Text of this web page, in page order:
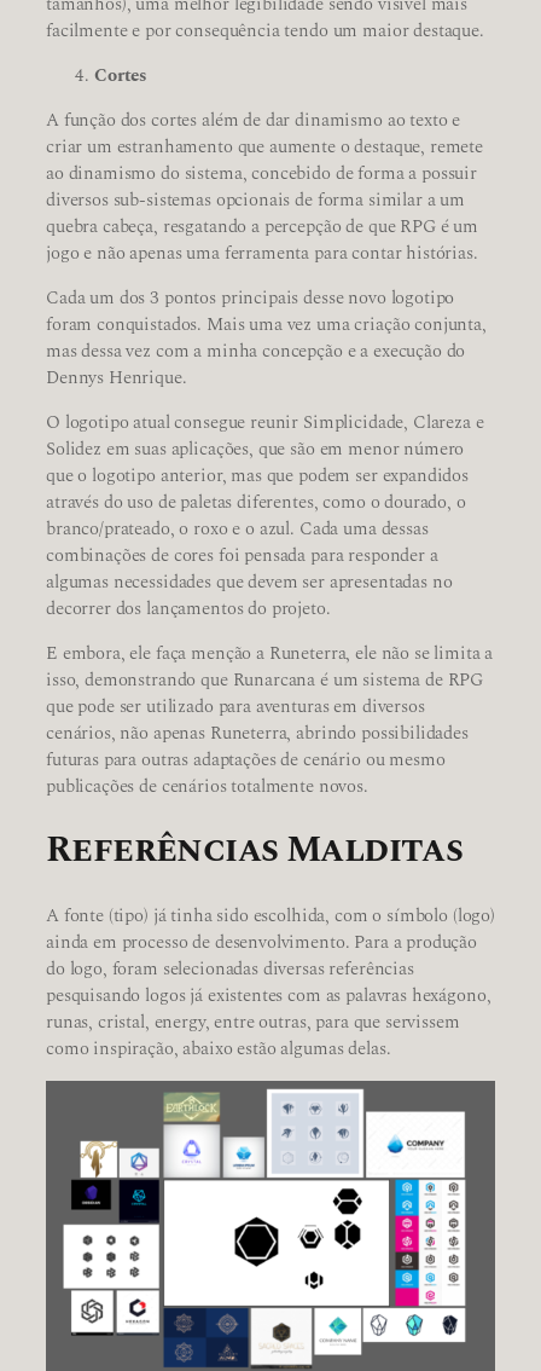
facilmente e por consequência tendo um maior destaque.
Cortes
A função dos cortes além de dar dinamismo ao texto e
criar um estranhamento que aumente o destaque, remete
ao dinamismo do sistema, concebido de forma a possuir
diversos sub-sistemas opcionais de forma similar a um
quebra cabeça, resgatando a percepção de que RPG é um
jogo e não apenas uma ferramenta para contar histórias.
Cada um dos 3 pontos principais desse novo logotipo
foram conquistados. Mais uma vez uma criação conjunta,
mas dessa vez com a minha concepção e a execução do
Dennys Henrique.
O logotipo atual consegue reunir Simplicidade, Clareza e
Solidez em suas aplicações, que são em menor número
que o logotipo anterior, mas que podem ser expandidos
através do uso de paletas diferentes, como o dourado, o
branco/prateado, o roxo e o azul. Cada uma dessas
combinações de cores foi pensada para responder a
algumas necessidades que devem ser apresentadas no
decorrer dos lançamentos do projeto.
E embora, ele faça menção a Runeterra, ele não se limita a
isso, demonstrando que Runarcana é um sistema de RPG
que pode ser utilizado para aventuras em diversos
cenários, não apenas Runeterra, abrindo possibilidades
futuras para outras adaptações de cenário ou mesmo
publicações de cenários totalmente novos.
Referências Malditas
A fonte (tipo) já tinha sido escolhida, com o símbolo (logo)
ainda em processo de desenvolvimento. Para a produção
do logo, foram selecionadas diversas referências
pesquisando logos já existentes com as palavras hexágono,
runas, cristal, energy, entre outras, para que servissem
como inspiração, abaixo estão algumas delas.